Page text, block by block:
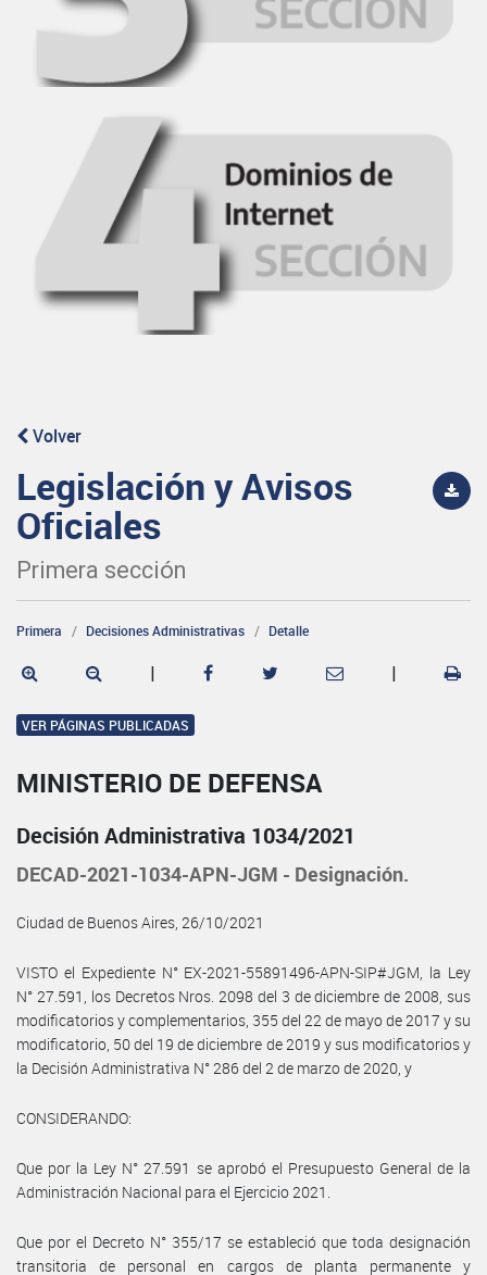
Volver
Legislación y Avisos
Oficiales
Primera sección
Primera Decisiones Administrativas Detalle
| |
VER PÁGINAS PUBLICADAS
MINISTERIO DE DEFENSA
Decisión Administrativa 1034/2021
DECAD-2021-1034-APN-JGM - Designación.
Ciudad de Buenos Aires, 26/10/2021
VISTO el Expediente N° EX-2021-55891496-APN-SIP#JGM, la Ley
N° 27.591, los Decretos Nros. 2098 del 3 de diciembre de 2008, sus
modificatorios y complementarios, 355 del 22 de mayo de 2017 y su
modificatorio, 50 del 19 de diciembre de 2019 y sus modificatorios y
la Decisión Administrativa N° 286 del 2 de marzo de 2020, y
CONSIDERANDO:
Que por la Ley N° 27.591 se aprobó el Presupuesto General de la
Administración Nacional para el Ejercicio 2021.
Que por el Decreto N° 355/17 se estableció que toda designación
transitoria de personal en cargos de planta permanente y